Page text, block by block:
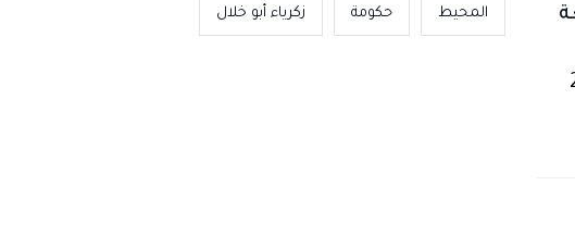
المحيط حكومة زكرياء أبو خلال